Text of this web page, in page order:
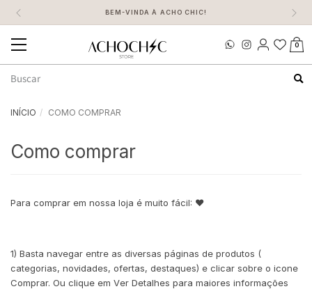
BEM-VINDA À ACHO CHIC!
Mudar
navegação
0
INÍCIO COMO COMPRAR
Como comprar
Para comprar em nossa loja é muito fácil: ❤️
1) Basta navegar entre as diversas páginas de produtos (
categorias, novidades, ofertas, destaques) e clicar sobre o icone
Comprar. Ou clique em Ver Detalhes para maiores informações